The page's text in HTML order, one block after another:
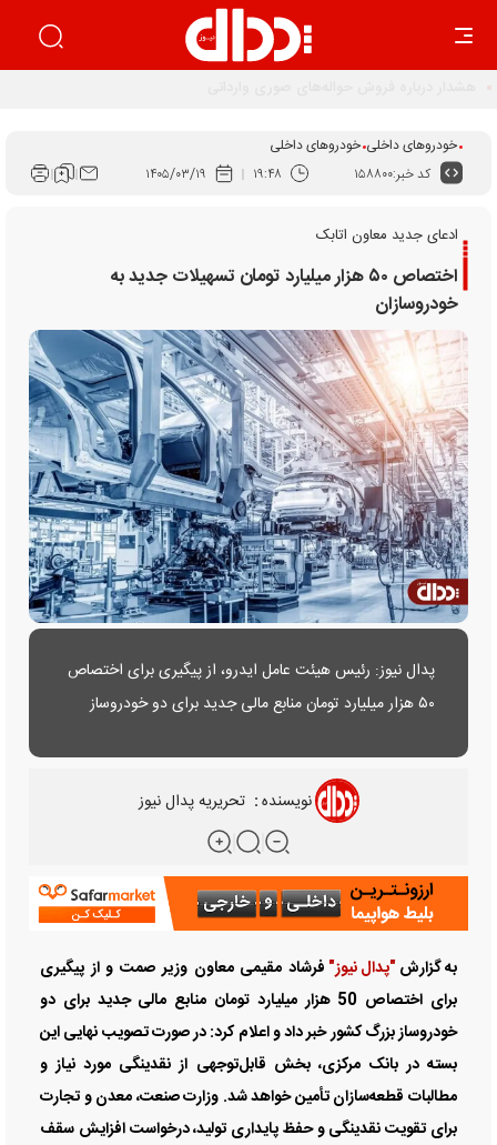
خودروهای داخلی خودروهای داخلی
کد خبر:۱۵۸۸۰۰ ۱۹:۴۸ ۱۴۰۵/۰۳/۱۹
ادعای جدید معاون اتابک
اختصاص ۵۰ هزار میلیارد تومان تسهیلات جدید به
خودروسازان
پدال نیوز: رئیس هیئت عامل ایدرو، از پیگیری برای اختصاص
۵۰ هزار میلیارد تومان منابع مالی جدید برای دو خودروساز
نویسنده: تحریریه پدال نیوز
به گزارش"پدال نیوز" فرشاد مقیمی معاون وزیر صمت و از پیگیری
برای اختصاص 50 هزار میلیارد تومان منابع مالی جدید برای دو
خودروساز بزرگ کشور خبر داد و اعلام کرد: در صورت تصویب نهایی این
بسته در بانک مرکزی، بخش قابل‌توجهی از نقدینگی مورد نیاز و
مطالبات قطعه‌سازان تأمین خواهد شد. وزارت صنعت، معدن و تجارت
برای تقویت نقدینگی و حفظ پایداری تولید، درخواست افزایش سقف